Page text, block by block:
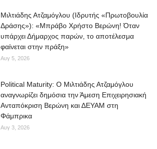
Μιλτιάδης Ατζαμόγλου (Ιδρυτής «Πρωτοβουλία
Δράσης»): «Μπράβο Χρήστο Βερώνη! Όταν
υπάρχει Δήμαρχος παρών, το αποτέλεσμα
φαίνεται στην πράξη»
Αυγ 5, 2026
Political Maturity: Ο Μιλτιάδης Ατζαμόγλου
αναγνωρίζει δημόσια την Άμεση Επιχειρησιακή
Ανταπόκριση Βερώνη και ΔΕΥΑΜ στη
Φάμπρικα
Αυγ 3, 2026